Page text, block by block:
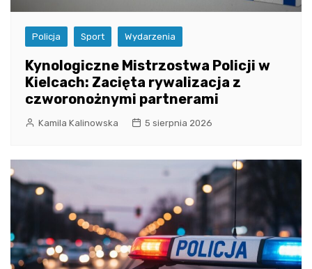
Policja Sport Wydarzenia
Kynologiczne Mistrzostwa Policji w
Kielcach: Zacięta rywalizacja z
czworonożnymi partnerami
Kamila Kalinowska 5 sierpnia 2026